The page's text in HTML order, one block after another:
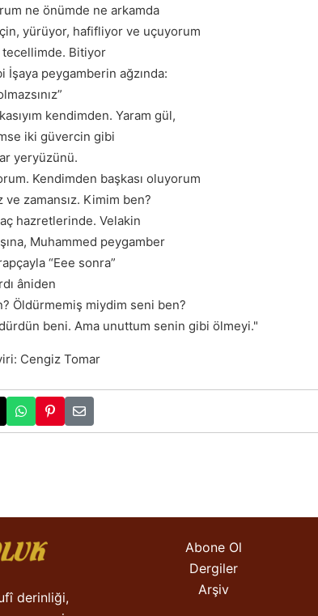
ne önümde ne arkamda
yürüyor, hafifliyor ve uçuyorum
tecellimde. Bitiyor
İşaya peygamberin ağzında:
kendimden. Yaram gül,
iki güvercin gibi
yeryüzünü.
Kendimden başkası oluyorum
ve zamansız. Kimim ben?
hazretlerinde. Velakin
Muhammed peygamber
“Eee sonra”
âniden
Öldürmemiş miydim seni ben?
beni. Ama unuttum senin gibi ölmeyi."
Cengiz Tomar
derinliği,
Abone Ol
Dergiler
Arşiv